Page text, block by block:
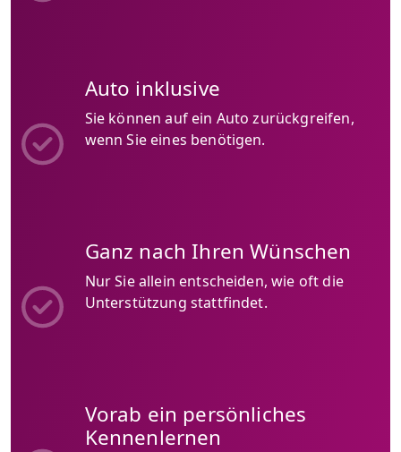
Auto inklusive
Sie können auf ein Auto zurückgreifen,
wenn Sie eines benötigen.
Ganz nach Ihren Wünschen
Nur Sie allein entscheiden, wie oft die
Unterstützung stattfindet.
Vorab ein persönliches
Kennenlernen